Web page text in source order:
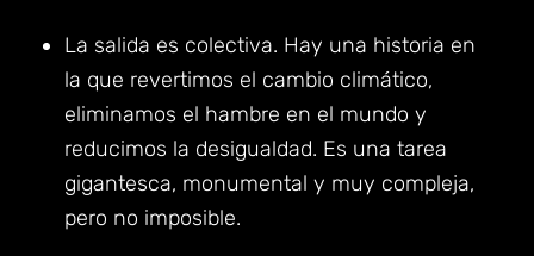
La salida es colectiva. Hay una historia en
la que revertimos el cambio climático,
eliminamos el hambre en el mundo y
reducimos la desigualdad. Es una tarea
gigantesca, monumental y muy compleja,
pero no imposible.